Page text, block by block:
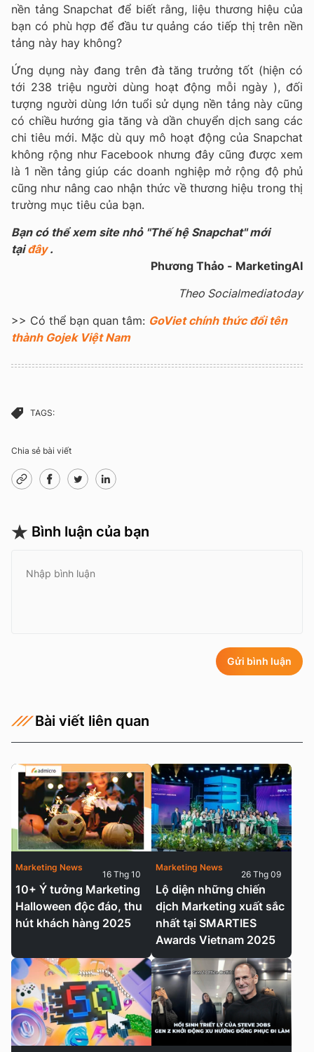
nền tảng Snapchat để biết rằng, liệu thương hiệu của
bạn có phù hợp để đầu tư quảng cáo tiếp thị trên nền
tảng này hay không?
Ứng dụng này đang trên đà tăng trưởng tốt (hiện có
tới 238 triệu người dùng hoạt động mỗi ngày ), đối
tượng người dùng lớn tuổi sử dụng nền tảng này cũng
có chiều hướng gia tăng và dần chuyển dịch sang các
chi tiêu mới. Mặc dù quy mô hoạt động của Snapchat
không rộng như Facebook nhưng đây cũng được xem
là 1 nền tảng giúp các doanh nghiệp mở rộng độ phủ
cũng như nâng cao nhận thức về thương hiệu trong thị
trường mục tiêu của bạn.
Bạn có thểxem site nhỏ ''ThếhệSnapchat'' mới
tạiđây.
Phương Thảo - MarketingAI
Theo Socialmediatoday
>> Có thể bạn quan tâm: GoViet chính thức đổi tên
thành Gojek Việt Nam
TAGS:
Chia sẻ bài viết
Bình luận của bạn
Gửi bình luận
Bài viết liên quan
10+ Ý tưởng Marketing
Halloween độc đáo, thu
hút khách hàng 2025
Marketing News
16 Thg 10
Lộ diện những chiến
dịch Marketing xuất sắc
nhất tại SMARTIES
Awards Vietnam 2025
Marketing News
26 Thg 09